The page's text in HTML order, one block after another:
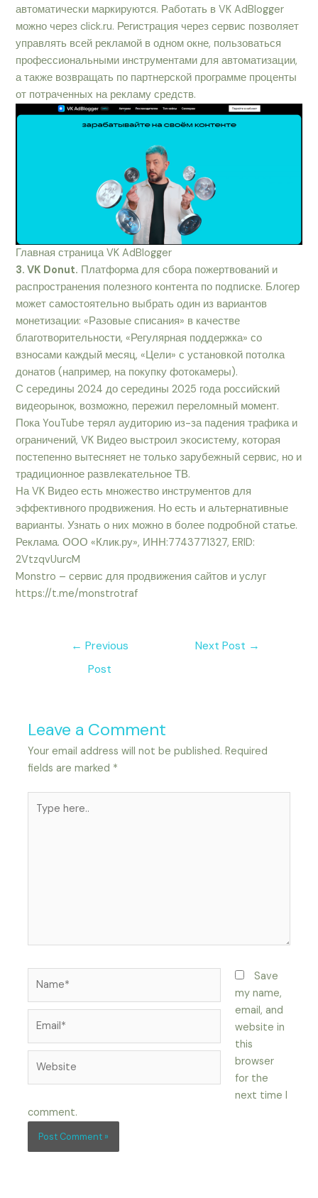
автоматически маркируются. Работать в VK AdBlogger
можно через click.ru. Регистрация через сервис позволяет
управлять всей рекламой в одном окне, пользоваться
профессиональными инструментами для автоматизации,
а также возвращать по партнерской программе проценты
от потраченных на рекламу средств.
Главная страница VK AdBlogger
3. VK Donut. Платформа для сбора пожертвований и
распространения полезного контента по подписке. Блогер
может самостоятельно выбрать один из вариантов
монетизации: «Разовые списания» в качестве
благотворительности, «Регулярная поддержка» со
взносами каждый месяц, «Цели» с установкой потолка
донатов (например, на покупку фотокамеры).
С середины 2024 до середины 2025 года российский
видеорынок, возможно, пережил переломный момент.
Пока YouTube терял аудиторию из-за падения трафика и
ограничений, VK Видео выстроил экосистему, которая
постепенно вытесняет не только зарубежный сервис, но и
традиционное развлекательное ТВ.
На VK Видео есть множество инструментов для
эффективного продвижения. Но есть и альтернативные
варианты. Узнать о них можно в более подробной статье.
Реклама. ООО «Клик.ру», ИНН:7743771327, ERID:
2VtzqvUurcM
Monstro – сервис для продвижения сайтов и услуг
https://t.me/monstrotraf
← Previous
Post
Next Post →
Leave a Comment
Your email address will not be published. Required
fields are marked *
here..
Save
my name,
email, and
website in
this
browser
for the
next time I
comment.